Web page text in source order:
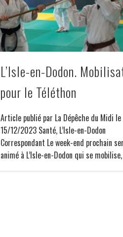
L’Isle-en-Dodon.
pour le Téléthon
Article publié par La Dépêche du Midi le
15/12/2023 Santé, L’Isle-en-Dodon
Correspondant Le week-end prochain
animé à L’Isle-en-Dodon qui se